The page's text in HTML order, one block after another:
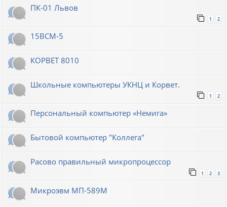
ПК-01 Львов
1 2
15ВСМ-5
КОРВЕТ 8010
Школьные компьютеры УКНЦ и Корвет.
1 2
Персональный компьютер «Немига»
Бытовой компьютер "Коллега"
Расово правильный микропроцессор
1 2 3
Микроэвм МП-589М